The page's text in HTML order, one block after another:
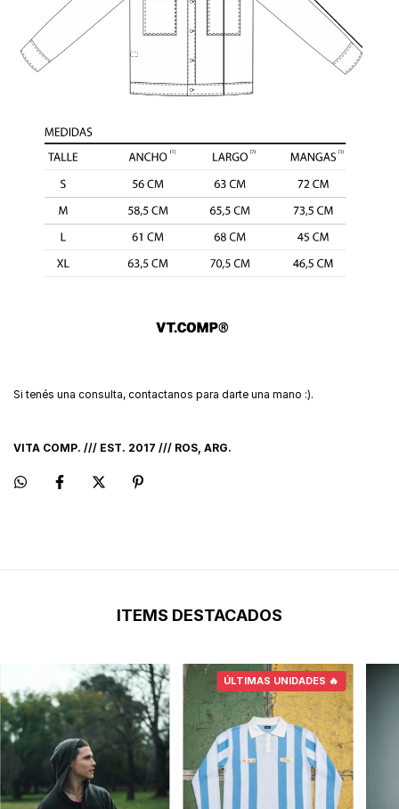
Si tenés una consulta, contactanos para darte una mano :).
VITA COMP. /// EST. 2017 /// ROS, ARG.
ITEMS DESTACADOS